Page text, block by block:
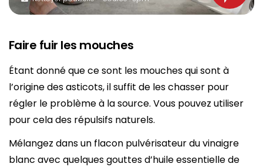
Faire fuir les mouches
Étant donné que ce sont les mouches qui sont à
l’origine des asticots, il suffit de les chasser pour
régler le problème à la source. Vous pouvez utiliser
pour cela des répulsifs naturels.
Mélangez dans un flacon pulvérisateur du vinaigre
blanc avec quelques gouttes d’huile essentielle de